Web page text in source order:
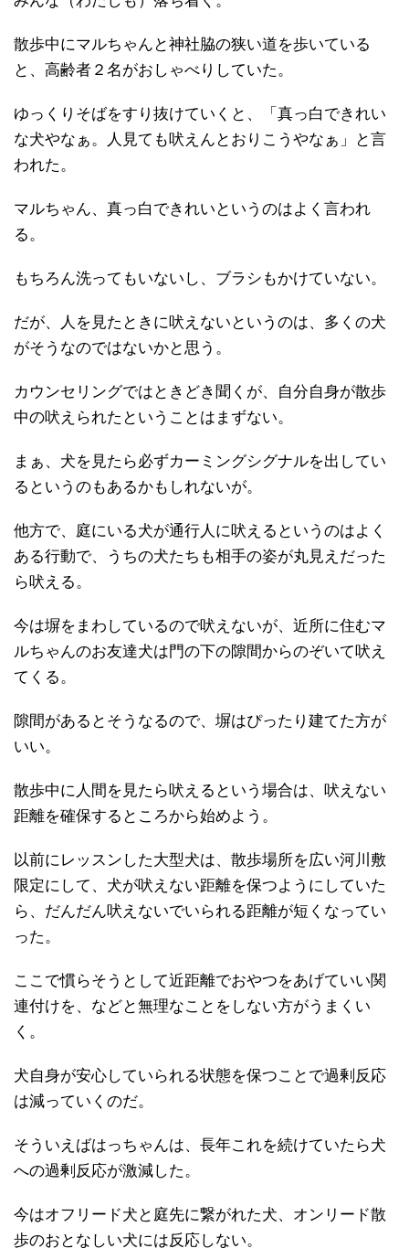
散歩中にマルちゃんと神社脇の狭い道を歩いている
と、高齢者２名がおしゃべりしていた。
ゆっくりそばをすり抜けていくと、「真っ白できれい
な犬やなぁ。人見ても吠えんとおりこうやなぁ」と言
われた。
マルちゃん、真っ白できれいというのはよく言われ
る。
もちろん洗ってもいないし、ブラシもかけていない。
だが、人を見たときに吠えないというのは、多くの犬
がそうなのではないかと思う。
カウンセリングではときどき聞くが、自分自身が散歩
中の吠えられたということはまずない。
まぁ、犬を見たら必ずカーミングシグナルを出してい
るというのもあるかもしれないが。
他方で、庭にいる犬が通行人に吠えるというのはよく
ある行動で、うちの犬たちも相手の姿が丸見えだった
ら吠える。
今は塀をまわしているので吠えないが、近所に住むマ
ルちゃんのお友達犬は門の下の隙間からのぞいて吠え
てくる。
隙間があるとそうなるので、塀はぴったり建てた方が
いい。
散歩中に人間を見たら吠えるという場合は、吠えない
距離を確保するところから始めよう。
以前にレッスンした大型犬は、散歩場所を広い河川敷
限定にして、犬が吠えない距離を保つようにしていた
ら、だんだん吠えないでいられる距離が短くなってい
った。
ここで慣らそうとして近距離でおやつをあげていい関
連付けを、などと無理なことをしない方がうまくい
く。
犬自身が安心していられる状態を保つことで過剰反応
は減っていくのだ。
そういえばはっちゃんは、長年これを続けていたら犬
への過剰反応が激減した。
今はオフリード犬と庭先に繋がれた犬、オンリード散
歩のおとなしい犬には反応しない。